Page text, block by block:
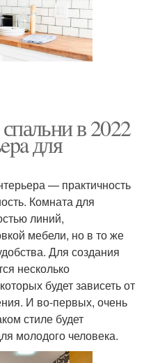
в 2022
для
— практичность
Комната для
линий,
мебели, но в то же
Для создания
несколько
будет зависеть от
И во-первых, очень
стиле будет
молодого человека.